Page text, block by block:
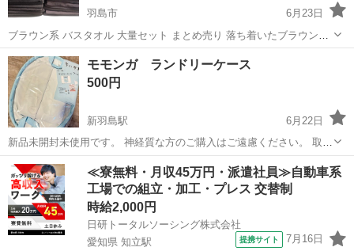
羽島市
6月23日
ブラウン系 バスタオル 大量セット まとめ売り 落ち着いたブラウン系
カラーで統一された、 使いやすいバスタオルセットです。 ホテルライ
クな雰囲気のある色味で、 普段使いはもちろん、施設・業務用・まと
め買いにもおすすめです...
岐阜 羽島市 洗濯用品
モモンガ ランドリーケース
500円
新羽島駅
6月22日
新品未開封未使用です。 神経質な方のご購入はご遠慮ください。 取引
がスムーズな方を優先させていただきます。 安八郡安八町での当方が
指定する場所にて 取引を希望いたします。
岐阜 安八郡 新羽島駅 洗濯用品 モモンガ
≪寮無料・月収45万円・派遣社員≫自動車系
工場での組立・加工・プレス 交替制
時給2,000円
日研トータルソーシング株式会社
愛知県 知立駅
提携サイト 7月16日